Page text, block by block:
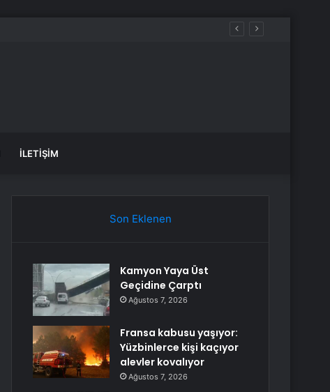
İLETIŞIM
Son Eklenen
Kamyon Yaya Üst
Geçidine Çarptı
Ağustos 7, 2026
Fransa kabusu yaşıyor:
Yüzbinlerce kişi kaçıyor
alevler kovalıyor
Ağustos 7, 2026